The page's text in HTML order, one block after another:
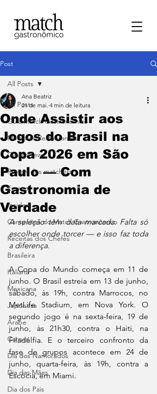
Post
All Posts
⁠Guia Match Gastronômico
Melhores Restaurantes
⁠GastroNews
Review dos matchers
Eventos
⁠Insiders
Campeões do Match Gastronômico
Receitas dos Chefes
Brasileira
Italiana
Mexicana
Japonesa
Arabe
Carnes
Dia dos Namorados
Dia das Mães
Dia dos Pais
All Posts
Onde Assistir aos
Jogos do Brasil na
Copa 2026 em São
Paulo — Com
Gastronomia de
Verdade
Ana Beatriz
21 de mai. 4 min de leitura
A seleção tem data marcada. Falta só
escolher onde torcer — e isso faz toda
a diferença.
A Copa do Mundo começa em 11 de
junho. O Brasil estreia em 13 de junho,
sábado, às 19h, contra Marrocos, no
MetLife Stadium, em Nova York. O
segundo jogo é na sexta-feira, 19 de
junho, às 21h30, contra o Haiti, na
Filadélfia. E o terceiro confronto da
fase de grupos acontece em 24 de
junho, quarta-feira, às 19h, contra a
Escócia, em Miami.